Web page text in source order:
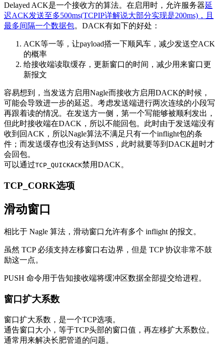
Delayed ACK是一个接收方的算法。在启用时，允许服务器延
迟ACK发送至多500ms(TCPIP详解说大部分实现是200ms)，且
最多间隔一个数据包。DACK有如下的好处：
ACK等一等，让payload搭一下顺风车，减少发送空ACK
的概率
给接收端读取缓存，更新窗口的时间，减少用来窗口更
新报文
容易想到，当发送方启用Nagle而接收方启用DACK的时候，
可能会导致进一步的延迟。考虑发送端进行两次连续的小段写
再跟着读的情况。在发送方一侧，第一个写能够被顺利发出，
但此时接收端在DACK，所以不能回包。此时由于发送端没有
收到回ACK，所以Nagle算法不满足只有一个inflight包的条
件；而发送缓存也没有达到MSS，此时就要等到DACK超时才
会回包。
可以通过TCP_QUICKACK禁用DACK。
TCP_CORK选项
滑动窗口
相比于 Nagle 算法，滑动窗口允许有多个 inflight 的报文。
虽然 TCP 必须支持左移窗口右边界，但是 TCP 协议非常不鼓
励这一点。
PUSH 命令用于告知接收端将缓冲区数据全部提交给进程。
窗口扩大系数
窗口扩大系数，是一个TCP选项。
通告窗口大小，等于TCP头部的窗口值，再左移扩大系数位。
通常用来解决长肥管道的问题。